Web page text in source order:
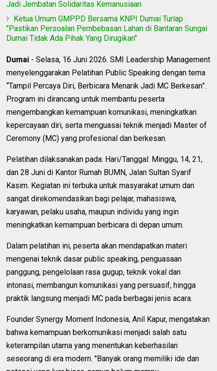
Jadi Jembatan Solidaritas Kemanusiaan
Ketua Umum GMPPD Bersama KNPI Dumai Turlap :
"Pastikan Persoalan Pembebasan Lahan di Bantaran Sungai
Dumai Tidak Ada Pihak Yang Dirugikan"
Dumai - Selasa, 16 Juni 2026. SMI Leadership Management
menyelenggarakan Pelatihan Public Speaking dengan tema
“Tampil Percaya Diri, Berbicara Menarik Jadi MC Berkesan”.
Program ini dirancang untuk membantu peserta
mengembangkan kemampuan komunikasi, meningkatkan
kepercayaan diri, serta menguasai teknik menjadi Master of
Ceremony (MC) yang profesional dan berkesan.
Pelatihan dilaksanakan pada: Hari/Tanggal: Minggu, 14, 21,
dan 28 Juni di Kantor Rumah BUMN, Jalan Sultan Syarif
Kasim. Kegiatan ini terbuka untuk masyarakat umum dan
sangat direkomendasikan bagi pelajar, mahasiswa,
karyawan, pelaku usaha, maupun individu yang ingin
meningkatkan kemampuan berbicara di depan umum.
Dalam pelatihan ini, peserta akan mendapatkan materi
mengenai teknik dasar public speaking, penguasaan
panggung, pengelolaan rasa gugup, teknik vokal dan
intonasi, membangun komunikasi yang persuasif, hingga
praktik langsung menjadi MC pada berbagai jenis acara.
Founder Synergy Moment Indonesia, Anil Kapur, mengatakan
bahwa kemampuan berkomunikasi menjadi salah satu
keterampilan utama yang menentukan keberhasilan
seseorang di era modern. "Banyak orang memiliki ide dan